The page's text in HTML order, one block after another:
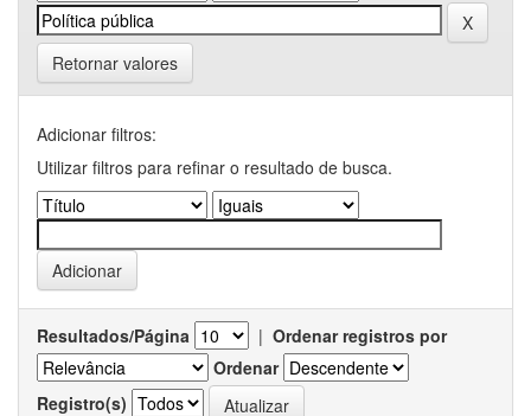
Retornar valores
Adicionar filtros:
Utilizar filtros para refinar o resultado de busca.
Resultados/Página | Ordenar registros por
Ordenar
Registro(s)